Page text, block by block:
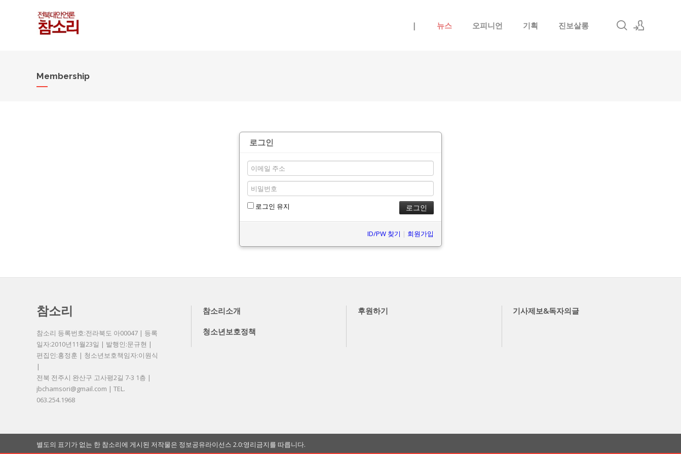
| 뉴스 오피니언 기획 진보살롱
Membership
로그인
로그인 유지
ID/PW 찾기 | 회원가입
참소리
참소리 등록번호:전라북도 아00047 | 등록
일자:2010년11월23일 | 발행인:문규현 |
편집인:홍정훈 | 청소년보호책임자:이원식
|
전북 전주시 완산구 고사평2길 7-3 1층 |
jbchamsori@gmail.com | TEL.
063.254.1968
참소리소개 후원하기 기사제보&독자의글
청소년보호정책
별도의 표기가 없는 한 참소리에 게시된 저작물은 정보공유라이선스 2.0:영리금지를 따릅니다.